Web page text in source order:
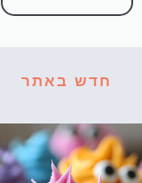
חדש באתר